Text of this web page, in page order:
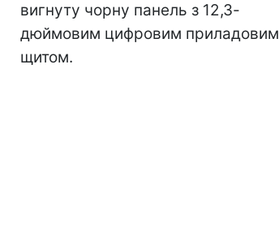
вигнуту чорну панель з 12,3-
дюймовим цифровим приладовим
щитом.